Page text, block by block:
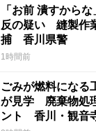
「お前 潰すから
反の疑い 縫製作
捕 香川県警
1時間前
ごみが燃料になる
が見学 廃棄物処
ント 香川・観音